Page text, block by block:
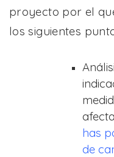
proyecto por el
los siguientes
has
de